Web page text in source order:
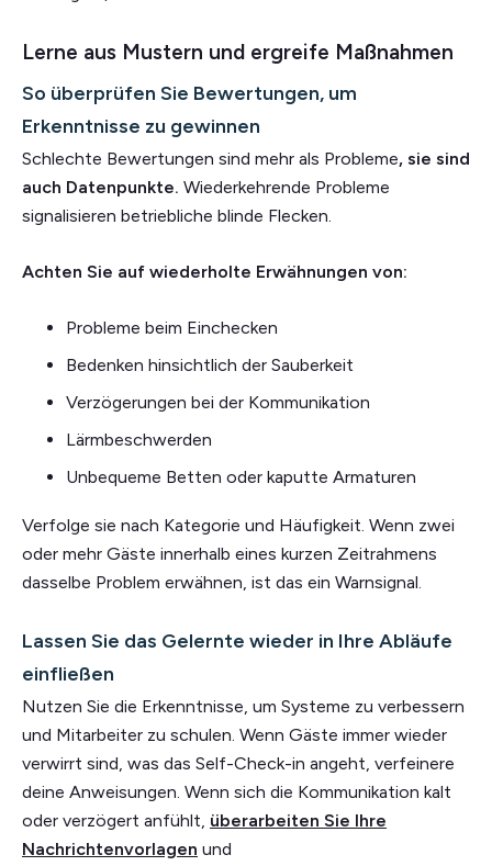
Lerne aus Mustern und ergreife Maßnahmen
So überprüfen Sie Bewertungen, um
Erkenntnisse zu gewinnen
Schlechte Bewertungen sind mehr als Probleme, sie sind
auch Datenpunkte. Wiederkehrende Probleme
signalisieren betriebliche blinde Flecken.
Achten Sie auf wiederholte Erwähnungen von:
Probleme beim Einchecken
Bedenken hinsichtlich der Sauberkeit
Verzögerungen bei der Kommunikation
Lärmbeschwerden
Unbequeme Betten oder kaputte Armaturen
Verfolge sie nach Kategorie und Häufigkeit. Wenn zwei
oder mehr Gäste innerhalb eines kurzen Zeitrahmens
dasselbe Problem erwähnen, ist das ein Warnsignal.
Lassen Sie das Gelernte wieder in Ihre Abläufe
einfließen
Nutzen Sie die Erkenntnisse, um Systeme zu verbessern
und Mitarbeiter zu schulen. Wenn Gäste immer wieder
verwirrt sind, was das Self-Check-in angeht, verfeinere
deine Anweisungen. Wenn sich die Kommunikation kalt
oder verzögert anfühlt, überarbeiten Sie Ihre
Nachrichtenvorlagen und